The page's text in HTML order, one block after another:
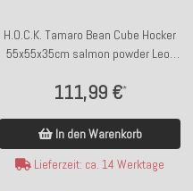
H.O.C.K. Tamaro Bean Cube Hocker
55x55x35cm salmon powder Leo-
111,99 €*
In den Warenkorb
Lieferzeit: ca. 14 Werktage